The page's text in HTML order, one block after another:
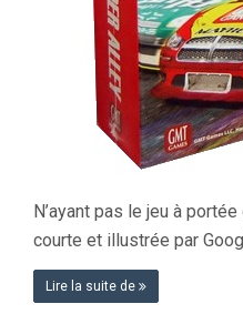
N’ayant pas le jeu à
courte et illustrée par
Lire la suite de